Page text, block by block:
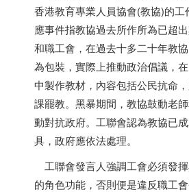
香港教育專業人員協會(教協)的工
應事件指教協過去所作所為已超
和職工會，在過去十多二十年教
為包裝，實際上推動政治倡議，
中製作教材，內容包括公民抗命
課罷教。黑暴期間，教協鼓動老
動對抗政府。工聯會認為教協已
具，政府應依法處理。
工聯會發言人強調工會必須發
的⻆色功能，否則便是違反職工